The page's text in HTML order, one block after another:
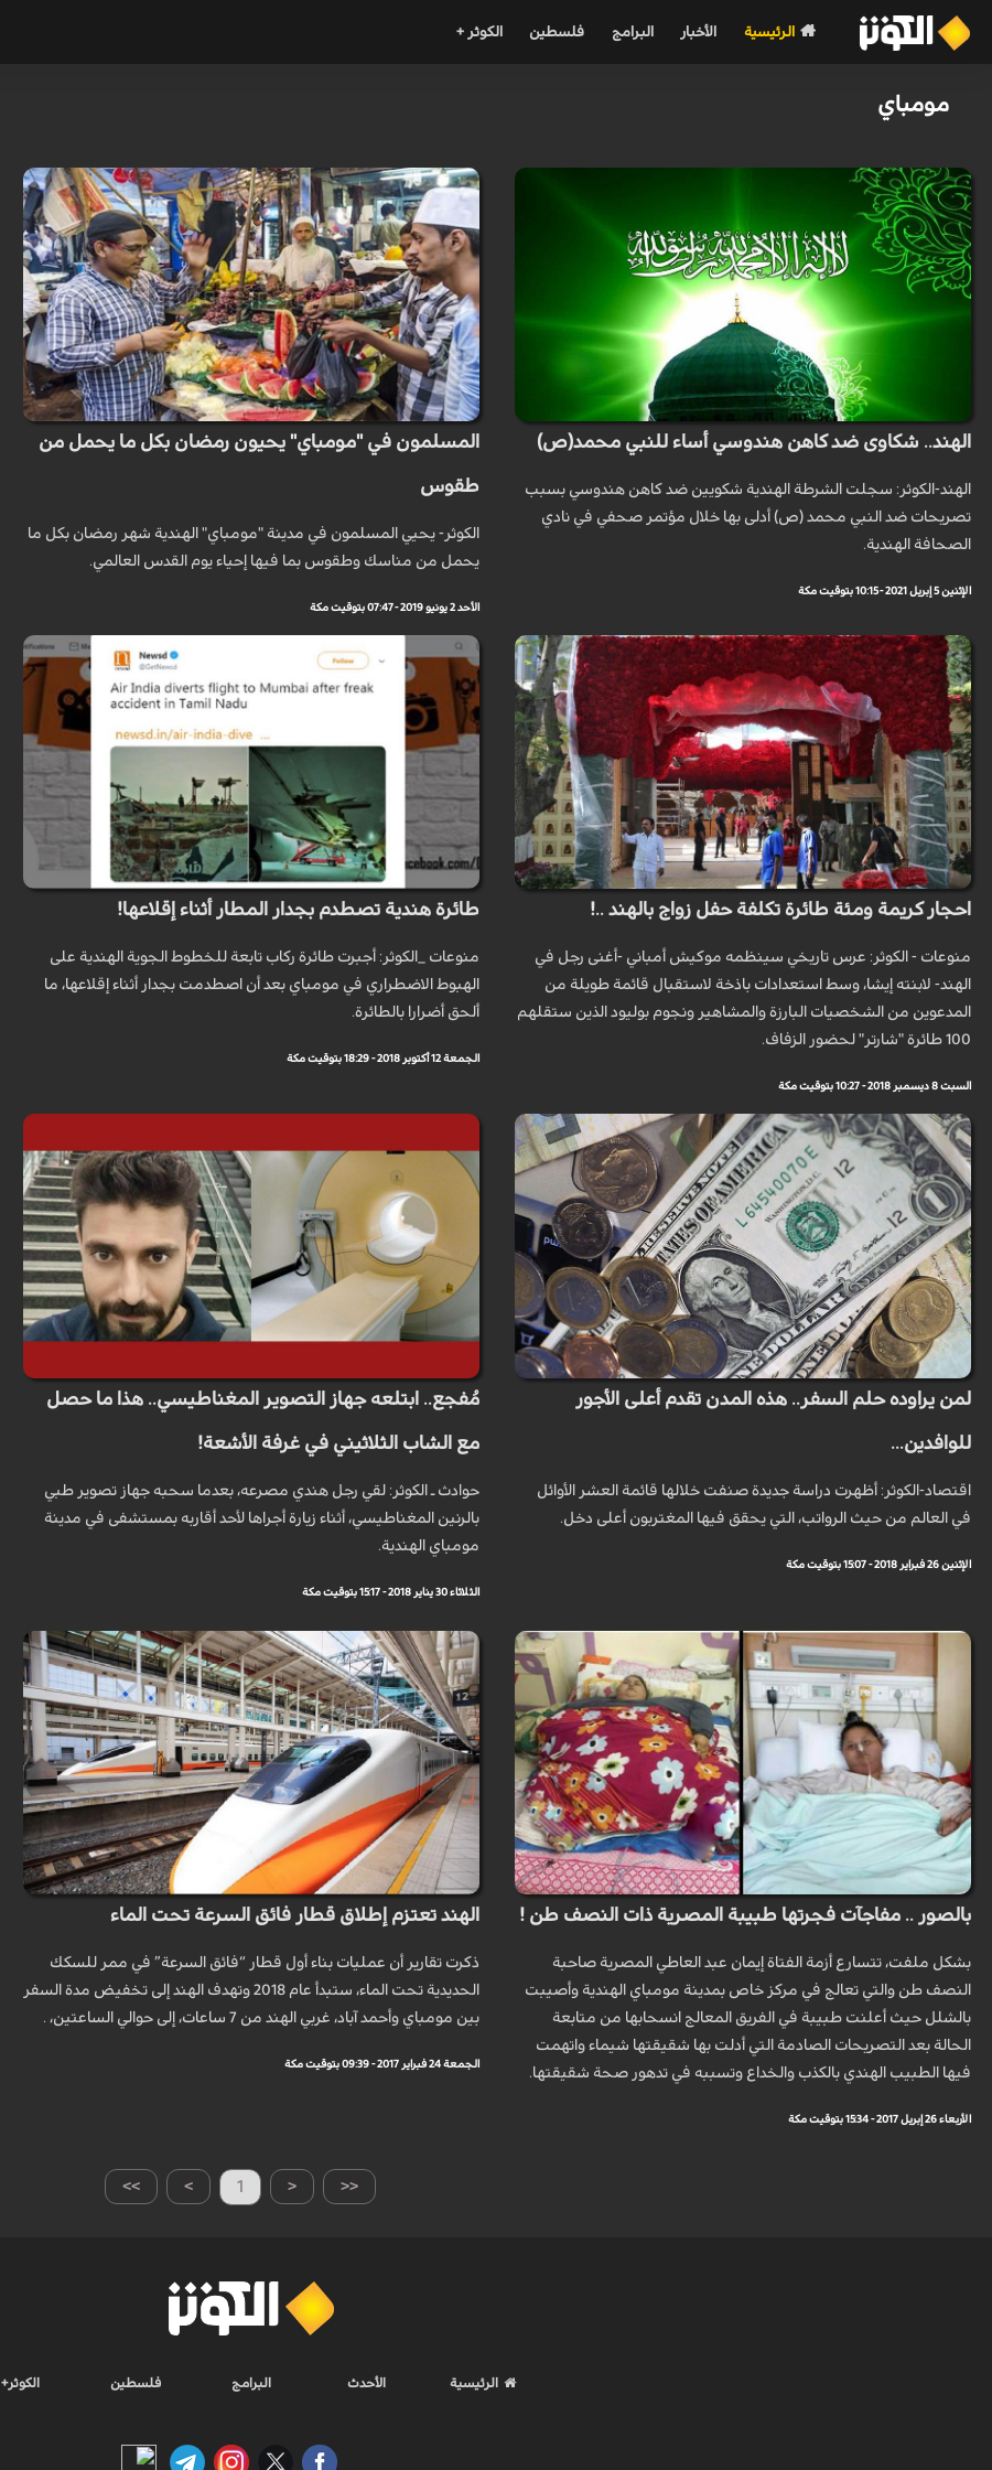
الرئيسية الأخبار البرامج فلسطين الكوثر +
مومباي
الهند.. شكاوى ضد كاهن هندوسي أساء للنبي محمد(ص)
الهند-الكوثر: سجلت الشرطة الهندية شكويين ضد كاهن هندوسي بسبب
تصريحات ضد النبي محمد (ص) أدلى بها خلال مؤتمر صحفي في نادي
الصحافة الهندية.
الإثنين 5 إبريل 2021 - 10:15 بتوقيت مكة
المسلمون في "مومباي" يحيون رمضان بكل ما يحمل من
طقوس
الكوثر- یحیي المسلمون في مدينة "مومباي" الهندية شهر رمضان بکل ما
یحمل من مناسك وطقوس بما فیها إحیاء یوم القدس العالمي.
الأحد 2 يونيو 2019 - 07:47 بتوقيت مكة
احجار كريمة ومئة طائرة تكلفة حفل زواج بالهند ..!
منوعات - الكوثر: عرس تاريخي سينظمه موكيش أمباني -أغنى رجل في
الهند- لابنته إيشا، وسط استعدادات باذخة لاستقبال قائمة طويلة من
المدعوين من الشخصيات البارزة والمشاهير ونجوم بوليود الذين ستقلهم
100 طائرة "شارتر" لحضور الزفاف.
السبت 8 ديسمبر 2018 - 10:27 بتوقيت مكة
طائرة هندية تصطدم بجدار المطار أثناء إقلاعها!
منوعات _الكوثر: أجبرت طائرة ركاب تابعة للخطوط الجوية الهندية على
الهبوط الاضطراري في مومباي بعد أن اصطدمت بجدار أثناء إقلاعها، ما
ألحق أضرارا بالطائرة.
الجمعة 12 أكتوبر 2018 - 18:29 بتوقيت مكة
لمن يراوده حلم السفر.. هذه المدن تقدم أعلى الأجور
للوافدين...
اقتصاد-الكوثر: أظهرت دراسة جديدة صنفت خلالها قائمة العشر الأوائل
في العالم من حيث الرواتب، التي يحقق فيها المغتربون أعلى دخل.
الإثنين 26 فبراير 2018 - 15:07 بتوقيت مكة
مُفجع.. ابتلعه جهاز التصوير المغناطيسي.. هذا ما حصل
مع الشاب الثلاثيني في غرفة الأشعة!
حوادث ـ الكوثر: لقي رجل هندي مصرعه، بعدما سحبه جهاز تصوير طبي
بالرنين المغناطيسي، أثناء زيارة أجراها لأحد أقاربه بمستشفى في مدينة
مومباي الهندية.
الثلاثاء 30 يناير 2018 - 15:17 بتوقيت مكة
بالصور .. مفاجآت فجرتها طبيبة المصرية ذات النصف طن !
بشكل ملفت، تتسارع أزمة الفتاة إيمان عبد العاطي المصرية صاحبة
النصف طن والتي تعالج في مركز خاص بمدينة مومباي الهندية وأصيبت
بالشلل حيث أعلنت طبيبة في الفريق المعالج انسحابها من متابعة
الحالة بعد التصريحات الصادمة التي أدلت بها شقيقتها شيماء واتهمت
فيها الطبيب الهندي بالكذب والخداع وتسببه في تدهور صحة شقيقتها.
الأربعاء 26 إبريل 2017 - 15:34 بتوقيت مكة
الهند تعتزم إطلاق قطار فائق السرعة تحت الماء
ذكرت تقارير أن عمليات بناء أول قطار “فائق السرعة” في ممر للسكك
الحديدية تحت الماء، ستبدأ عام 2018 وتهدف الهند إلى تخفيض مدة السفر
بين مومباي وأحمد آباد، غربي الهند من 7 ساعات، إلى حوالي الساعتين، .
الجمعة 24 فبراير 2017 - 09:39 بتوقيت مكة
>> > 1 < <<
الرئيسية الأحدث البرامج فلسطين الكوثر+